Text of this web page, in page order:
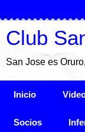
Club
San Jose es
Inicio
Socios